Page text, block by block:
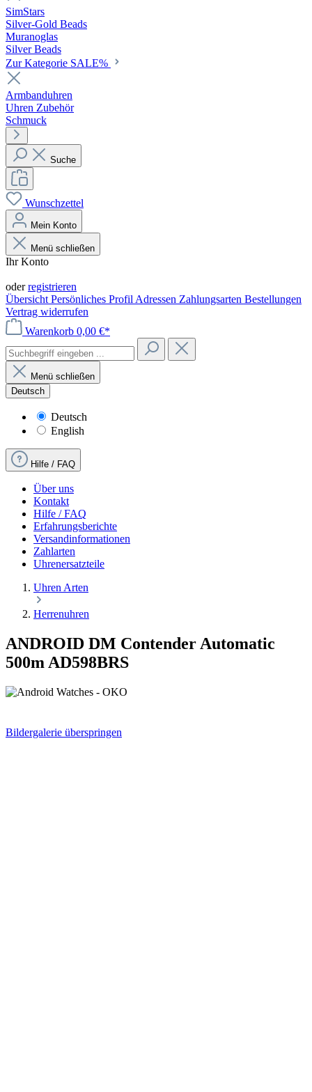
SimStars
Silver-Gold Beads
Muranoglas
Silver Beads
Zur Kategorie SALE%
Armbanduhren
Uhren Zubehör
Schmuck
Suche
Wunschzettel
Mein Konto
Menü schließen
Ihr Konto
oderregistrieren
Übersicht Persönliches Profil Adressen Zahlungsarten Bestellungen
Vertrag widerrufen
Warenkorb 0,00 €*
Menü schließen
Deutsch
Deutsch
English
Hilfe / FAQ
Über uns
Kontakt
Hilfe / FAQ
Erfahrungsberichte
Versandinformationen
Zahlarten
Uhrenersatzteile
Uhren Arten
Herrenuhren
ANDROID DM Contender Automatic
500m AD598BRS
Bildergalerie überspringen